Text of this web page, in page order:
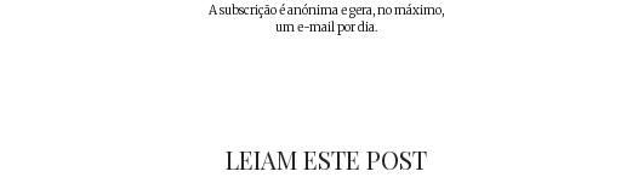
A subscrição é anónima e gera, no máximo,
um e-mail por dia.
LEIAM ESTE POST